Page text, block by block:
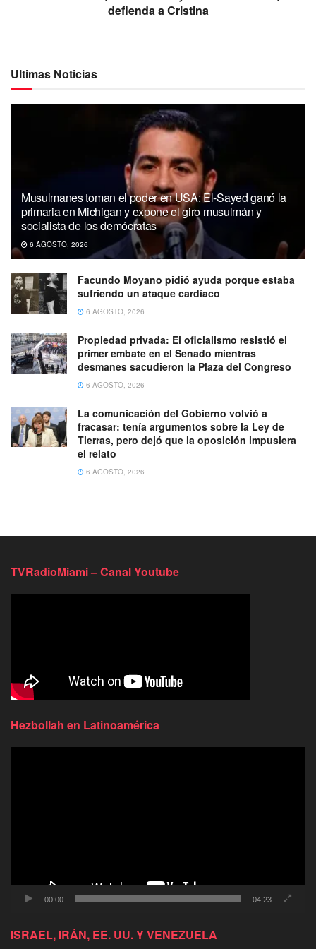
defienda a Cristina
Ultimas Noticias
Musulmanes toman el poder en USA: El-Sayed ganó la
primaria en Michigan y expone el giro musulmán y
socialista de los demócratas
6 AGOSTO, 2026
Facundo Moyano pidió ayuda porque estaba
sufriendo un ataque cardíaco
6 AGOSTO, 2026
Propiedad privada: El oficialismo resistió el
primer embate en el Senado mientras
desmanes sacudieron la Plaza del Congreso
6 AGOSTO, 2026
La comunicación del Gobierno volvió a
fracasar: tenía argumentos sobre la Ley de
Tierras, pero dejó que la oposición impusiera
el relato
6 AGOSTO, 2026
TVRadioMiami – Canal Youtube
Hezbollah en Latinoamérica
00:00 04:23
ISRAEL, IRÁN, EE. UU. Y VENEZUELA